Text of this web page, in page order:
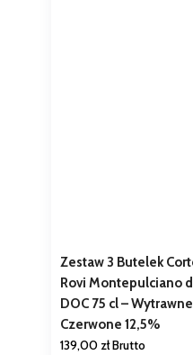
Zestaw 3 Butelek
Rovi Montepulciano
DOC 75 cl –
Czerwone 12,5%
139,00 złBrutto